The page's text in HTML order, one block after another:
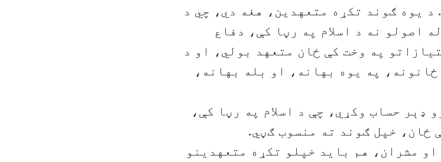
یوه ګوند تکړه متعهدین، هغه دي، چي د
اصولو نه د اسلام په رڼا کې، دفاع
په وخت کې ځان متعهد بولي، او د
په یوه بهانه، او بله بهانه،
ډېر حساب وکړي، چې د اسلام په رڼا کې،
ځان، خپل ګوند ته منسوب ګڼي.
مشران، هم باید خپلو تکړه متعهدینو